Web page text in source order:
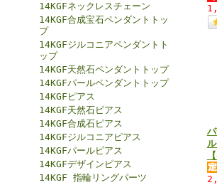
14KGFネックレスチェーン
14KGF合成宝石ペンダントトッ
プ
14KGFジルコニアペンダントト
ップ
14KGF天然石ペンダントトップ
14KGFパールペンダントトップ
14KGFピアス
14KGF天然石ピアス
14KGF合成石ピアス
14KGFジルコニアピアス
14KGFパールピアス
14KGFデザインピアス
14KGF 指輪リングパーツ